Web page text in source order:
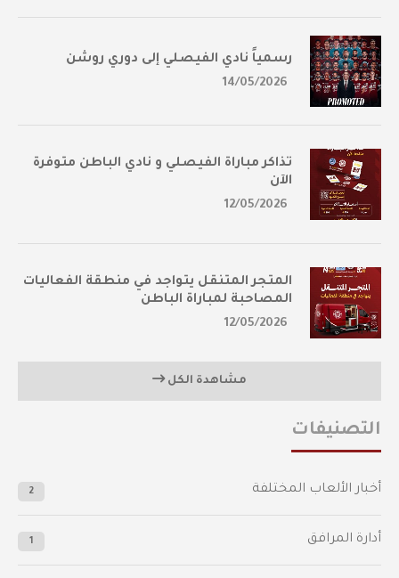
رسمياً نادي الفيصلي إلى دوري روشن
14/05/2026
تذاكر مباراة الفيصلي و نادي الباطن متوفرة
الآن
12/05/2026
المتجر المتنقل يتواجد في منطقة الفعاليات
المصاحبة لمباراة الباطن
12/05/2026
مشاهدة الكل
التصنيفات
أخبار الألعاب المختلفة 2
أدارة المرافق 1